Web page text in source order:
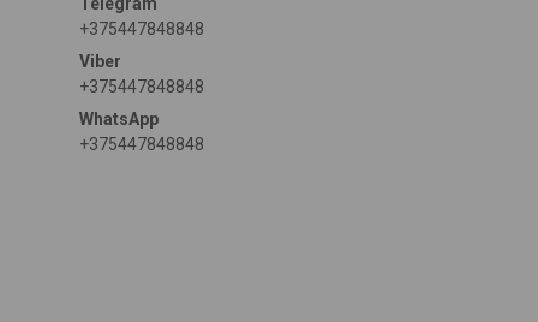
+375447848848
+375447848848
+375447848848